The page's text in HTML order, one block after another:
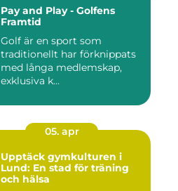
Pay and Play - Golfens
Framtid
Golf är en sport som
traditionellt har förknippats
med långa medlemskap,
exklusiva k...
05. apr
Upptäck gymkulturen i
Lund: En stad för träning
och hälsa